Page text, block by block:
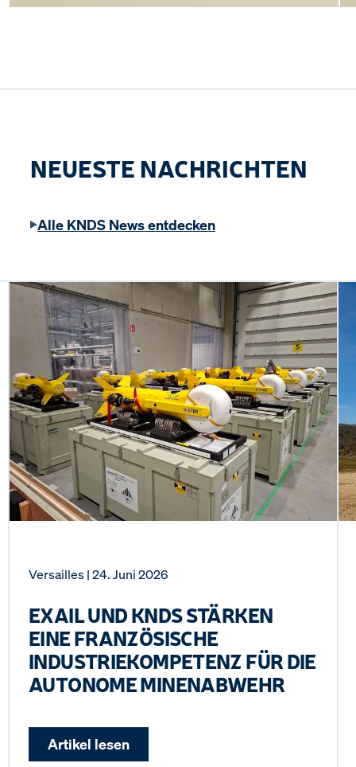
NEUESTE NACHRICHTEN
Alle KNDS News entdecken
Versailles| 24. Juni 2026
EXAIL UND KNDS STÄRKEN
EINE FRANZÖSISCHE
INDUSTRIEKOMPETENZ FÜR DIE
AUTONOME MINENABWEHR
Artikel lesen